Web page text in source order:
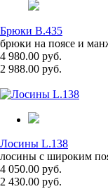
Брюки B.435
брюки на поясе и
4 980.00 руб.
2 988.00 руб.
Лосины L.138
лосины с широким
4 050.00 руб.
2 430.00 руб.